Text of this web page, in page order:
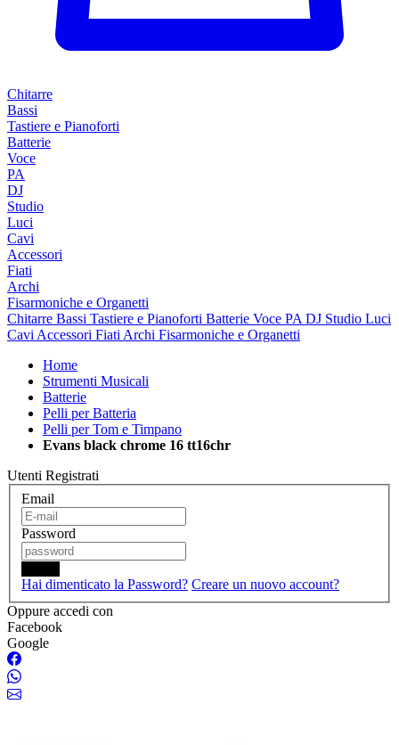
Chitarre
Bassi
Tastiere e Pianoforti
Batterie
Voce
PA
DJ
Studio
Luci
Cavi
Accessori
Fiati
Archi
Fisarmoniche e Organetti
Chitarre Bassi Tastiere e Pianoforti Batterie Voce PA DJ Studio Luci
Cavi Accessori Fiati Archi Fisarmoniche e Organetti
Home
Strumenti Musicali
Batterie
Pelli per Batteria
Pelli per Tom e Timpano
Evans black chrome 16 tt16chr
Utenti Registrati
Email
Password
Hai dimenticato la Password? Creare un nuovo account?
Oppure accedi con
Facebook
Google